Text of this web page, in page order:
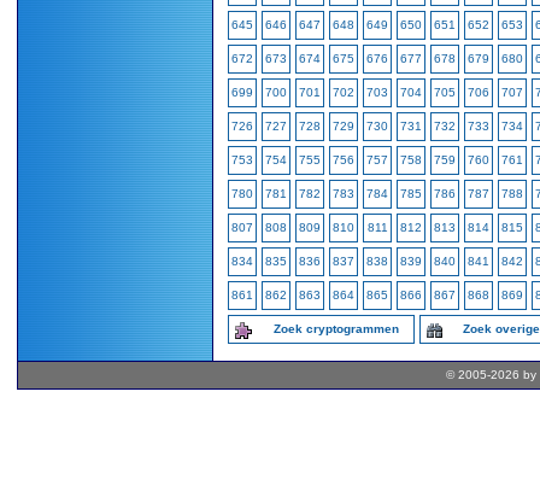
645 646 647 648 649 650 651 652 653
672 673 674 675 676 677 678 679 680
699 700 701 702 703 704 705 706 707
726 727 728 729 730 731 732 733 734
753 754 755 756 757 758 759 760 761
780 781 782 783 784 785 786 787 788
807 808 809 810 811 812 813 814 815
834 835 836 837 838 839 840 841 842
861 862 863 864 865 866 867 868 869
Zoek cryptogrammen Zoek
© 2005-2026 by